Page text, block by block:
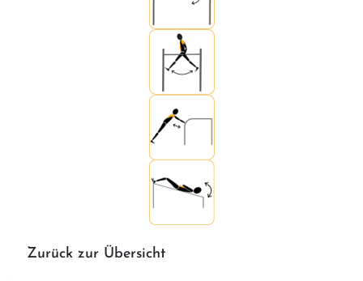
Zurück zur Übersicht